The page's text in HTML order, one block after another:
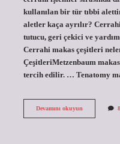
kullanılan bir tür tıbbi
aletler kaça ayrılır?
tutucu, geri çekici ve
Cerrahi makas çeşitleri
ÇeşitleriMetzenbaum
tercih edilir. … Tenatomy
Devamını okuyun